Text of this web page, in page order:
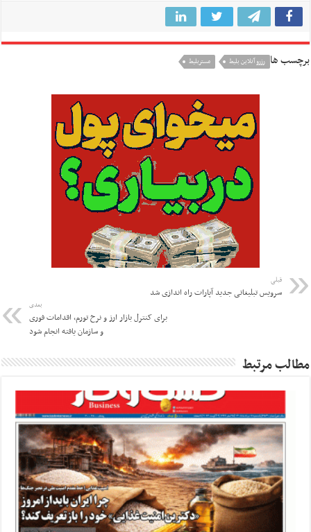
برچسب ها رزرو آنلاین بلیط مستربلیط
قبلی
سرویس تبلیغاتی جدید آپارات راه اندازی شد
بعدی
برای کنترل بازار ارز و نرخ تورم، اقدامات فوری
و سازمان یافته انجام شود
مطالب مرتبط